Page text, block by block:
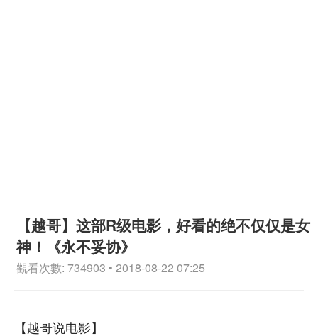
【越哥】这部R级电影，好看的绝不仅仅是女
神！《永不妥协》
觀看次數: 734903 • 2018-08-22 07:25
【越哥说电影】